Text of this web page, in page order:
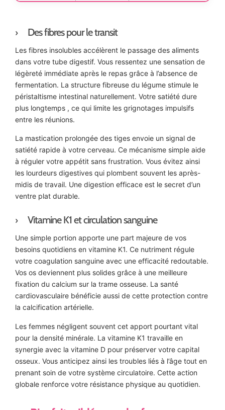
Des fibres pour le transit
Les fibres insolubles accélèrent le passage des aliments
dans votre tube digestif. Vous ressentez une sensation de
légèreté immédiate après le repas grâce à l’absence de
fermentation. La structure fibreuse du légume stimule le
péristaltisme intestinal naturellement. Votre satiété dure
plus longtemps , ce qui limite les grignotages impulsifs
entre les réunions.
La mastication prolongée des tiges envoie un signal de
satiété rapide à votre cerveau. Ce mécanisme simple aide
à réguler votre appétit sans frustration. Vous évitez ainsi
les lourdeurs digestives qui plombent souvent les après-
midis de travail. Une digestion efficace est le secret d’un
ventre plat durable.
Vitamine K1 et circulation sanguine
Une simple portion apporte une part majeure de vos
besoins quotidiens en vitamine K1. Ce nutriment régule
votre coagulation sanguine avec une efficacité redoutable.
Vos os deviennent plus solides grâce à une meilleure
fixation du calcium sur la trame osseuse. La santé
cardiovasculaire bénéficie aussi de cette protection contre
la calcification artérielle.
Les femmes négligent souvent cet apport pourtant vital
pour la densité minérale. La vitamine K1 travaille en
synergie avec la vitamine D pour préserver votre capital
osseux. Vous anticipez ainsi les troubles liés à l’âge tout en
prenant soin de votre système circulatoire. Cette action
globale renforce votre résistance physique au quotidien.